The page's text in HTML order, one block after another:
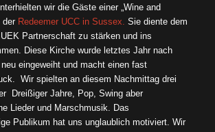
wir die Gäste einer „Wine and
der Redeemer UCC in Sussex. Sie diente dem
Partnerschaft zu stärken und ins
Diese Kirche wurde letztes Jahr nach
eingeweiht und macht einen fast
Wir spielten an diesem Nachmittag drei
Dreißiger Jahre, Pop, Swing aber
Lieder und Marschmusik. Das
Publikum hat uns unglaublich motiviert. Wir